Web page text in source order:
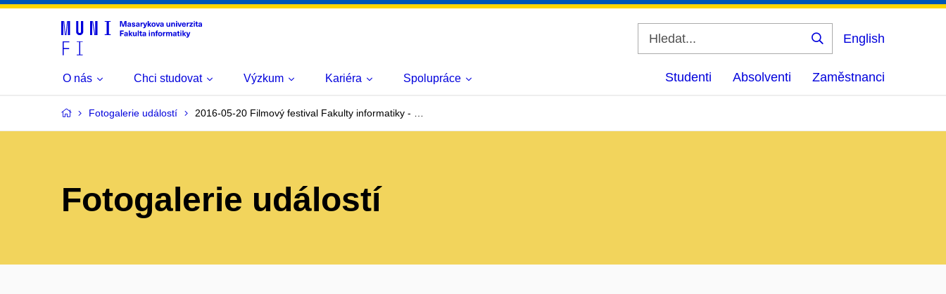
Vyhledat
English
O nás Chci studovat Výzkum Kariéra Spolupráce Studenti Absolventi Zaměstnanci
Fotogalerie událostí 2016-05-20 Filmový festival Fakulty informatiky - …
Fotogalerie událostí